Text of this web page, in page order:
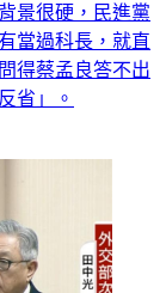
名基層員工對外
景很硬，民進黨
當過科長，就直
得蔡孟良答不出